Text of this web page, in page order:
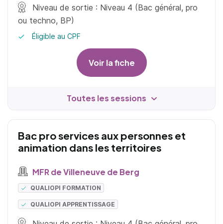
Niveau de sortie : Niveau 4 (Bac général, pro
ou techno, BP)
Éligible au CPF
Voir la fiche
Toutes les sessions
Bac pro services aux personnes et
animation dans les territoires
MFR de Villeneuve de Berg
QUALIOPI FORMATION
QUALIOPI APPRENTISSAGE